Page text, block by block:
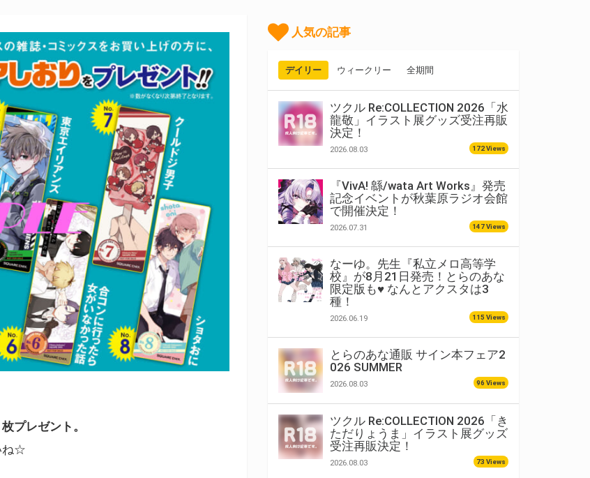
プレゼント。
ね☆
人気の記事
デイリー ウィークリー 全期間
ツクル Re:COLLECTION 2026「水
龍敬」イラスト展グッズ受注再販
決定！
2026.08.03 172 Views
『VivA! 緜/wata Art Works』発売
記念イベントが秋葉原ラジオ会館
で開催決定！
2026.07.31 147 Views
なーゆ。先生『私立メロ高等学
校』が8月21日発売！とらのあな
限定版も♥ なんとアクスタは3
種！
2026.06.19 115 Views
とらのあな通販 サイン本フェア2
026 SUMMER
2026.08.03 96 Views
ツクル Re:COLLECTION 2026「き
ただりょうま」イラスト展グッズ
受注再販決定！
2026.08.03 73 Views